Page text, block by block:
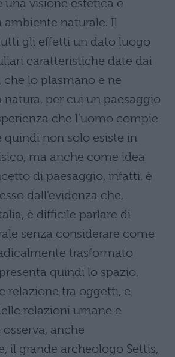
una visione estetica e
ambiente naturale. Il
gli effetti un dato luogo
caratteristiche date dai
lo plasmano e ne
per cui un paesaggio
che l’uomo compie
quindi non solo esiste in
ma anche come idea
di paesaggio, infatti, è
dall’evidenza che,
è difficile parlare di
senza considerare come
trasformato
quindi lo spazio,
relazione tra oggetti, e
relazioni umane e
anche
il grande archeologo Settis,